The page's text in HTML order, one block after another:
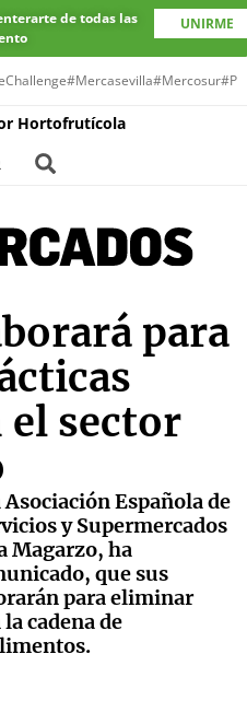
de todas las
UNIRME
#Mercasevilla#Mercosur
Hortofrutícola
para
el sector
Española de
y Supermercados
Magarzo, ha
que sus
para eliminar
cadena de